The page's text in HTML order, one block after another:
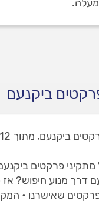
ביקנעם
פרקטים ביקנעם
דרך מנוע חיפוש?
שאישרנו •